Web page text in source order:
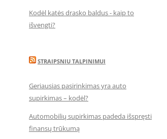
Kodėl katės drasko baldus - kaip to
išvengti?
STRAIPSNIU TALPINIMUI
Geriausias pasirinkimas yra auto
supirkimas – kodėl?
Automobilių supirkimas padeda išspręsti
finansų trūkumą